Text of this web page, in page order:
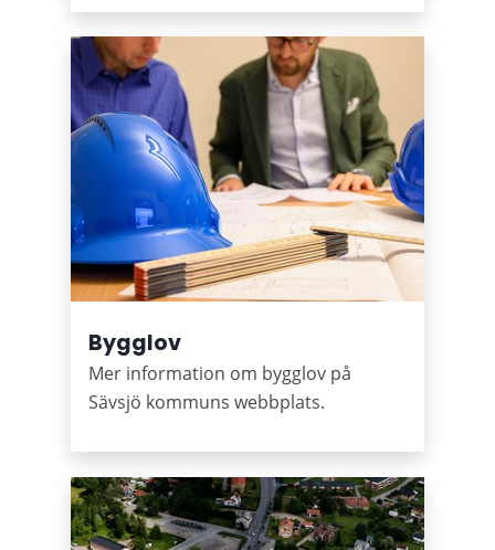
Bygglov
Mer information om bygglov på
Sävsjö kommuns webbplats.